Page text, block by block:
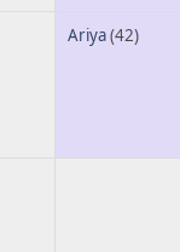
Ariya(42)